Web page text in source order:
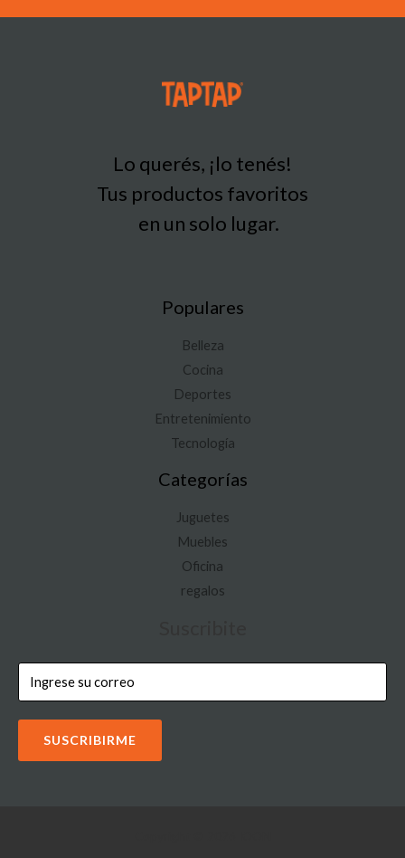
Lo querés, ¡lo tenés!
Tus productos favoritos
en un solo lugar.
Populares
Belleza
Cocina
Deportes
Entretenimiento
Tecnología
Categorías
Juguetes
Muebles
Oficina
regalos
SUSCRIBIRME